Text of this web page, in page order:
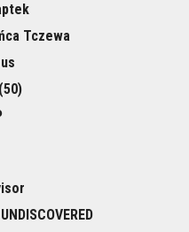
Tczewa